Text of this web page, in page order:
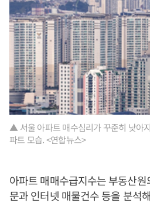
▲ 서울 아파트 매수심리가 꾸준히 낮아
파트 모습. <연합뉴스>
아파트 매매수급지수는 부동산
문과 인터넷 매물건수 등을 분석